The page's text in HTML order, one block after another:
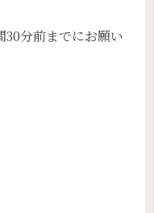
30分前までにお願い